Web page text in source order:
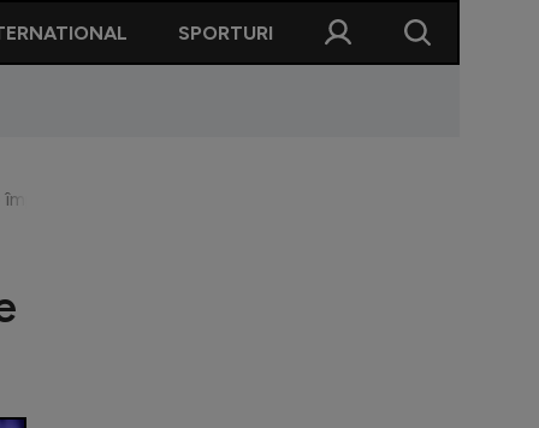
SPORTURI
suma de 500 de milioane de euro provenită din